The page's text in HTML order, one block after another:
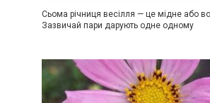
Сьома річниця весілля — це мідне або
Зазвичай пари дарують одне одному